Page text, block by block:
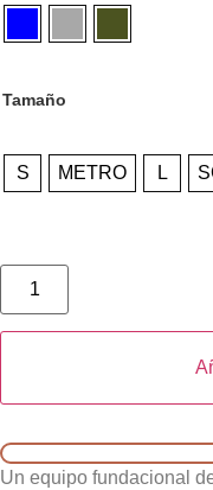
Tamaño
S METRO L
Un equipo fundacional